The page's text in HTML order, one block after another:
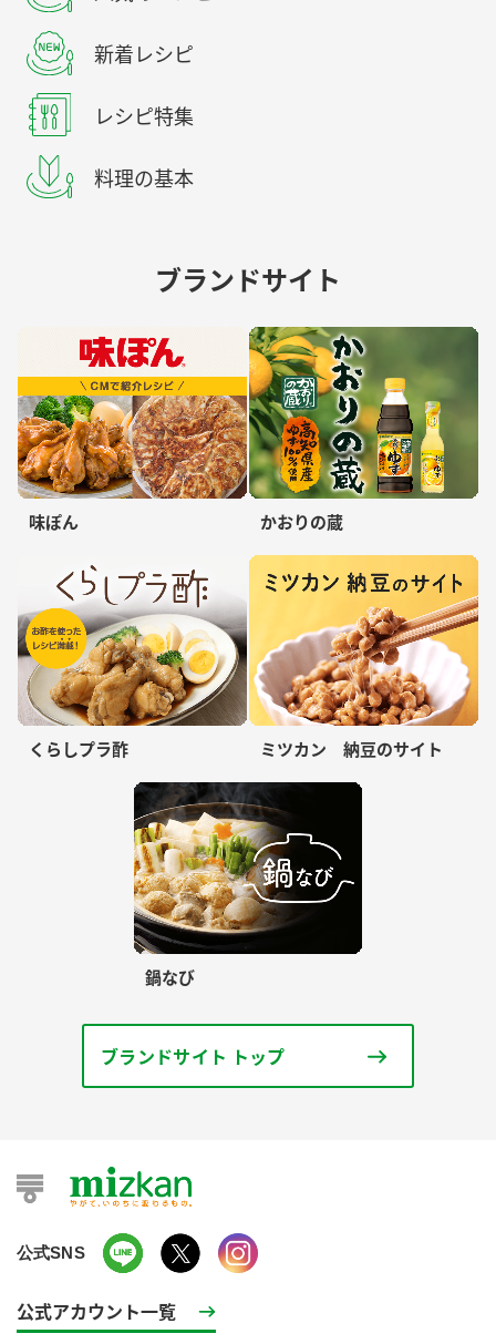
新着レシピ
レシピ特集
料理の基本
ブランドサイト
味ぽん かおりの蔵
くらしプラ酢 ミツカン 納豆のサイト
鍋なび
ブランドサイト トップ
公式SNS
公式アカウント一覧